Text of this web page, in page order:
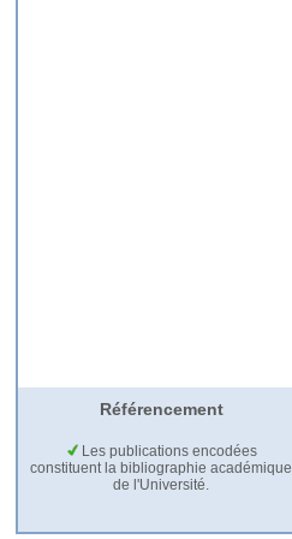
Référencement
Les publications encodées
constituent la bibliographie académique
de l'Université.